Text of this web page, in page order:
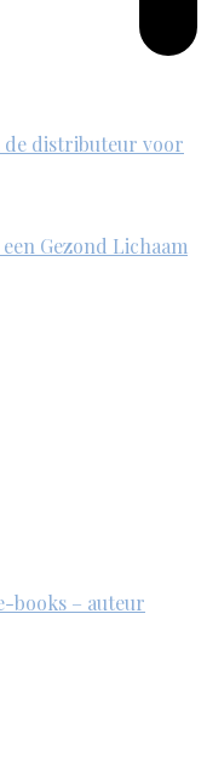
de distributeur voor
Gezond Lichaam
books – auteur